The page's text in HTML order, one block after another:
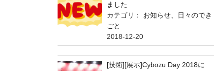
ました
カテゴリ： お知らせ
日々のでき
ごと
2018-12-20
[技術][展示]Cybozu Day 2018に